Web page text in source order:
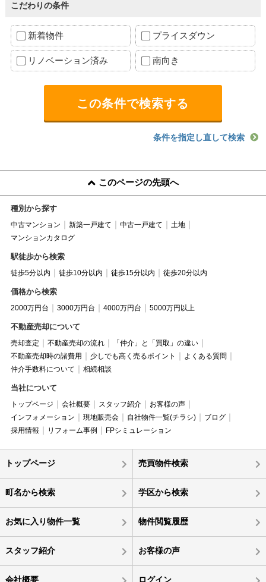
こだわりの条件
新着物件 プライスダウン
リノベーション済み 南向き
条件を指定し直して検索
このページの先頭へ
種別から探す
中古マンション 新築一戸建て 中古一戸建て
土地
マンションカタログ
駅徒歩から検索
徒歩5分以内 徒歩10分以内 徒歩15分以内 徒歩20分以内
価格から検索
2000万円台 3000万円台 4000万円台 5000万円以上
不動産売却について
売却査定 不動産売却の流れ
「仲介」と「買取」の違い
不動産売却時の諸費用
少しでも高く売るポイント
よくある質問
仲介手数料について
相続相談
当社について
トップページ 会社概要 スタッフ紹介
お客様の声
インフォメーション
現地販売会 自社物件一覧(チラシ)
ブログ
採用情報
リフォーム事例 FPシミュレーション
トップページ 売買物件検索
町名から検索 学区から検索
お気に入り物件一覧 物件閲覧履歴
スタッフ紹介 お客様の声
会社概要 ログイン